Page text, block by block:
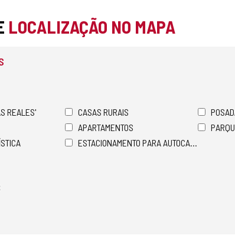
LOCALIZAÇÃO NO MAPA
REALES'
CASAS RURAIS
APARTAMENTOS
ESTACIONAMENTO PARA AUTOCARAVANAS